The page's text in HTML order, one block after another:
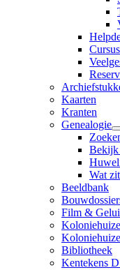
Kaarten
Kranten
Genealogie
Bekijk
Wat
Beeldbank
Film &
Bibliotheek
Kentekens